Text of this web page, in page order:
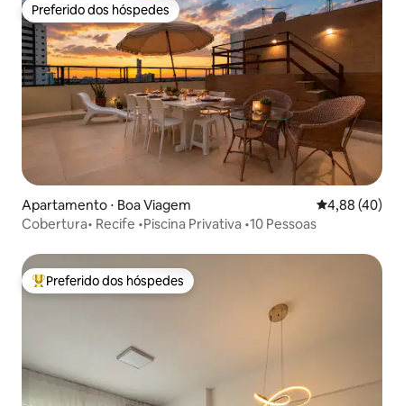
Preferido dos hóspedes
Preferido dos hóspedes
Apartamento ⋅ Boa Viagem 4,88 de uma
4,88 (40)
Cobertura• Recife •Piscina Privativa •10 Pessoas
Entre os melhores preferidos dos hóspedes
Preferido dos hóspedes